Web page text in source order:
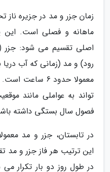
زمان جزر و مد در جزیره
ماهانه و فصلی است. این
اصلی تقسیم می شود: جزر
رود) و مد (زمانی که آب
معمولا حدود 6
تواند به عواملی مانند
فصول سال بستگی داشته
در تابستان، جزر و مد
در طول روز دو بار تکرار